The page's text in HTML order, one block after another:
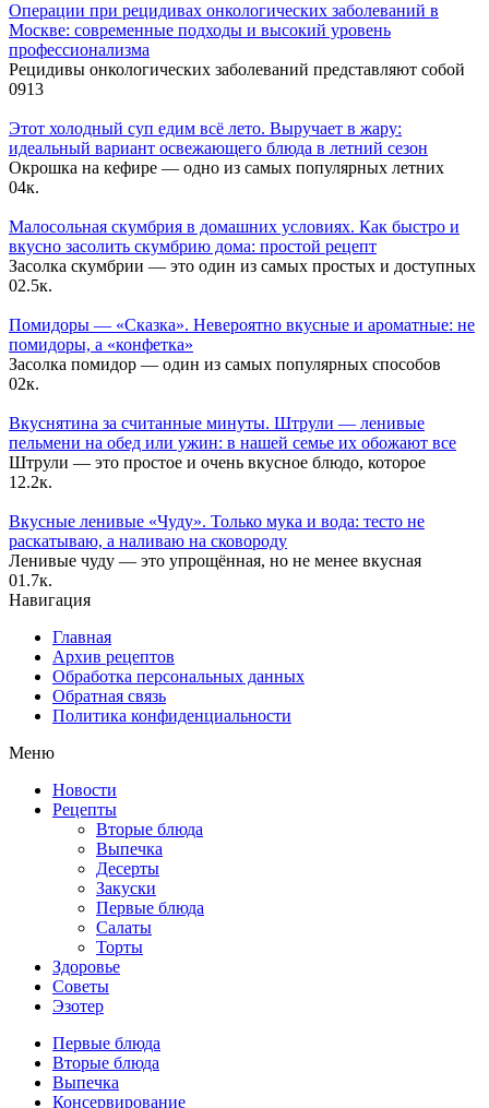
Операции при рецидивах онкологических заболеваний в
Москве: современные подходы и высокий уровень
профессионализма
Рецидивы онкологических заболеваний представляют собой
0913
Этот холодный суп едим всё лето. Выручает в жару:
идеальный вариант освежающего блюда в летний сезон
Окрошка на кефире — одно из самых популярных летних
04к.
Малосольная скумбрия в домашних условиях. Как быстро и
вкусно засолить скумбрию дома: простой рецепт
Засолка скумбрии — это один из самых простых и доступных
02.5к.
Помидоры — «Сказка». Невероятно вкусные и ароматные: не
помидоры, а «конфетка»
Засолка помидор — один из самых популярных способов
02к.
Вкуснятина за считанные минуты. Штрули — ленивые
пельмени на обед или ужин: в нашей семье их обожают все
Штрули — это простое и очень вкусное блюдо, которое
1 2.2к.
Вкусные ленивые «Чуду». Только мука и вода: тесто не
раскатываю, а наливаю на сковороду
Ленивые чуду — это упрощённая, но не менее вкусная
01.7к.
Навигация
Главная
Архив рецептов
Обработка персональных данных
Обратная связь
Политика конфиденциальности
Меню
Новости
Рецепты
Вторые блюда
Выпечка
Десерты
Закуски
Первые блюда
Салаты
Торты
Здоровье
Советы
Эзотер
Первые блюда
Вторые блюда
Выпечка
Консервирование